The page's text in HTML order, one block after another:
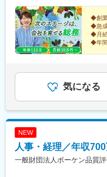
◆創
◆急
◆月
◆年
会社
気になる
NEW
人事・経理／年収
一般財団法人ボーケン品質